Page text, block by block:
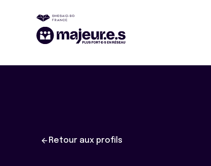
Retour aux profils